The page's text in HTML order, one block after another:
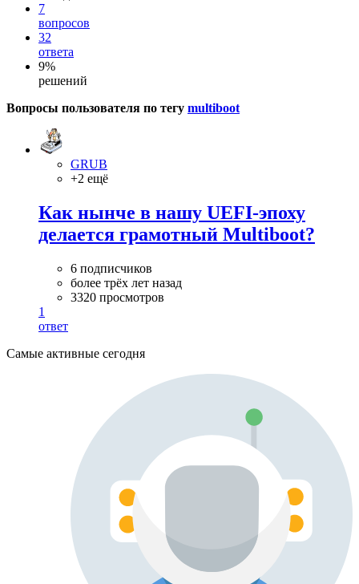
7
вопросов
32
ответа
9%
решений
Вопросы пользователя по тегу multiboot
GRUB
+2 ещё
Как нынче в нашу UEFI-эпоху
делается грамотный Multiboot?
6 подписчиков
более трёх лет назад
3320 просмотров
1
ответ
Самые активные сегодня